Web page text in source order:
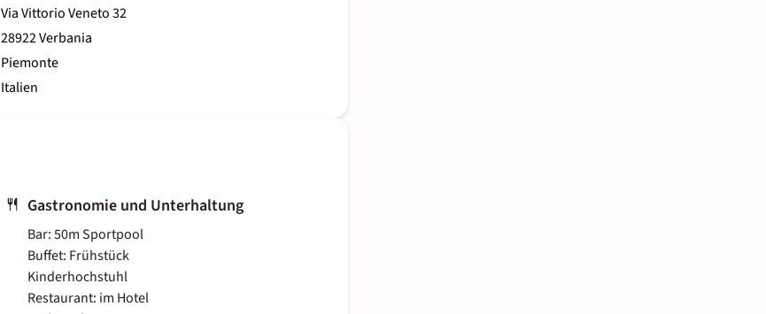
Via Vittorio Veneto 32
28922 Verbania
Piemonte
Italien
Gastronomie und Unterhaltung
Bar: 50m Sportpool
Buffet: Frühstück
Kinderhochstuhl
Restaurant: im Hotel